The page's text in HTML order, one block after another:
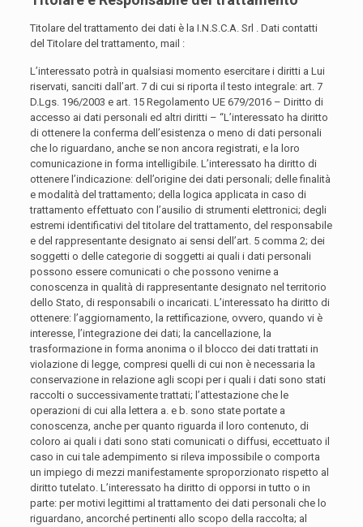
Titolare del trattamento dei dati è la I.N.S.C.A. Srl . Dati contatti
del Titolare del trattamento, mail :
L’interessato potrà in qualsiasi momento esercitare i diritti a Lui
riservati, sanciti dall’art. 7 di cui si riporta il testo integrale: art. 7
D.Lgs. 196/2003 e art. 15 Regolamento UE 679/2016 – Diritto di
accesso ai dati personali ed altri diritti – “L’interessato ha diritto
di ottenere la conferma dell’esistenza o meno di dati personali
che lo riguardano, anche se non ancora registrati, e la loro
comunicazione in forma intelligibile. L’interessato ha diritto di
ottenere l’indicazione: dell’origine dei dati personali; delle finalità
e modalità del trattamento; della logica applicata in caso di
trattamento effettuato con l’ausilio di strumenti elettronici; degli
estremi identificativi del titolare del trattamento, del responsabile
e del rappresentante designato ai sensi dell’art. 5 comma 2; dei
soggetti o delle categorie di soggetti ai quali i dati personali
possono essere comunicati o che possono venirne a
conoscenza in qualità di rappresentante designato nel territorio
dello Stato, di responsabili o incaricati. L’interessato ha diritto di
ottenere: l’aggiornamento, la rettificazione, ovvero, quando vi è
interesse, l’integrazione dei dati; la cancellazione, la
trasformazione in forma anonima o il blocco dei dati trattati in
violazione di legge, compresi quelli di cui non è necessaria la
conservazione in relazione agli scopi per i quali i dati sono stati
raccolti o successivamente trattati; l’attestazione che le
operazioni di cui alla lettera a. e b. sono state portate a
conoscenza, anche per quanto riguarda il loro contenuto, di
coloro ai quali i dati sono stati comunicati o diffusi, eccettuato il
caso in cui tale adempimento si rileva impossibile o comporta
un impiego di mezzi manifestamente sproporzionato rispetto al
diritto tutelato. L’interessato ha diritto di opporsi in tutto o in
parte: per motivi legittimi al trattamento dei dati personali che lo
riguardano, ancorché pertinenti allo scopo della raccolta; al